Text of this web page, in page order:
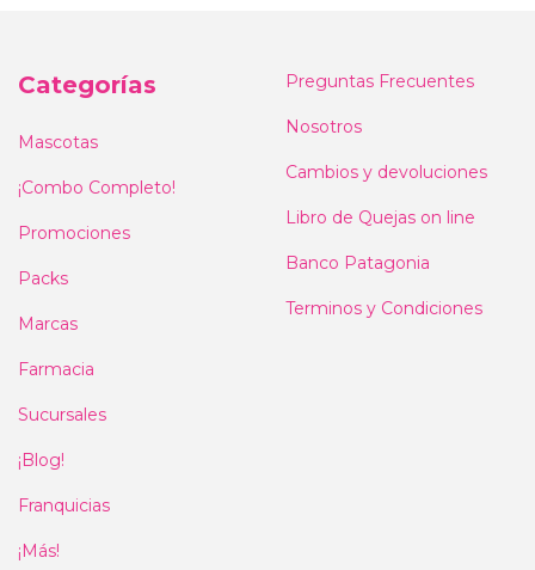
Categorías
Mascotas
¡Combo Completo!
Promociones
Packs
Marcas
Farmacia
Sucursales
¡Blog!
Franquicias
¡Más!
Preguntas Frecuentes
Nosotros
Cambios y devoluciones
Libro de Quejas on line
Banco Patagonia
Terminos y Condiciones